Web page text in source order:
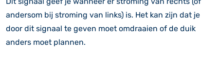
andersom bij stroming van links) is. Het kan zijn dat je
door dit signaal te geven moet omdraaien of de duik
anders moet plannen.